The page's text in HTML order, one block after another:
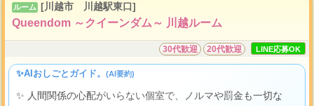
※最低...
ルーム [川越市 川越駅東口]
Queendom ～クイーンダム～ 川越ルーム
30代歓迎 20代歓迎 LINE応募OK
✨AIおしごとガイド。 (AI要約)
✨ 人間関係の心配がいらない個室で、ノルマや罰金も一切な